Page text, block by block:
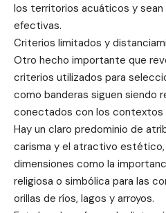
los territorios acuáticos y
efectivas.
Criterios limitados y
Otro hecho importante que
criterios utilizados para
como banderas siguen siendo
conectados con los contextos
Hay un claro predominio de
carisma y el atractivo estético,
dimensiones como la
religiosa o simbólica para las
orillas de ríos, lagos y arroyos.